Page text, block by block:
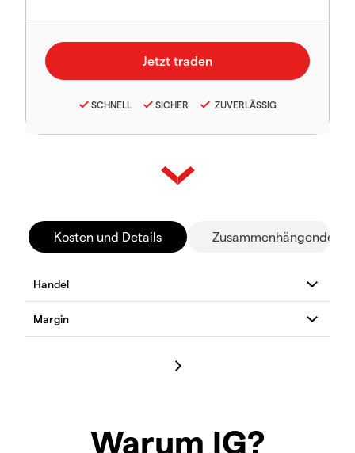
SCHNELL SICHER ZUVERLÄSSIG
Kosten und Details Zusammenhängende
Warum IG?